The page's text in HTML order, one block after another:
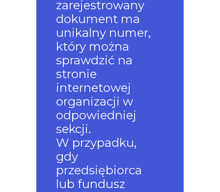
zarejestrowany
dokument ma
unikalny numer,
który można
sprawdzić na
stronie
internetowej
organizacji w
odpowiedniej
sekcji.
W przypadku,
gdy
przedsiębiorca
lub fundusz